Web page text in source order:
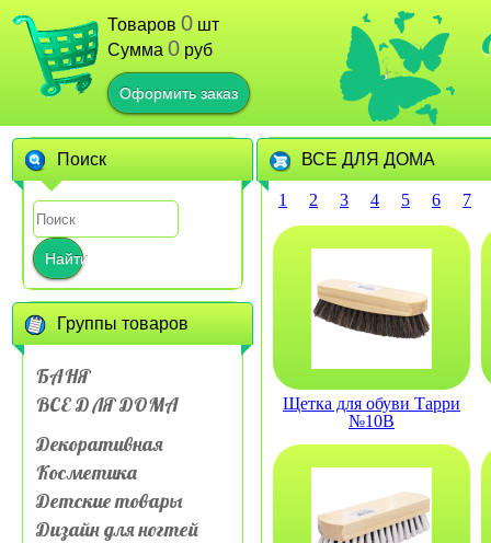
Товаров 0 шт
Сумма 0 руб
Оформить заказ
Поиск
Найти
Группы товаров
БАНЯ
ВСЕ ДЛЯ ДОМА
Декоративная
Косметика
Детские товары
Дизайн для ногтей
ВСЕ ДЛЯ ДОМА
1 2 3 4 5 6 7
Щетка для обуви Тарри
№10В